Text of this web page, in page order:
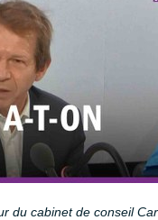
du cabinet de conseil